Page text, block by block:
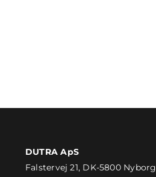
DUTRA ApS
Falstervej 21, DK-5800 Nyborg